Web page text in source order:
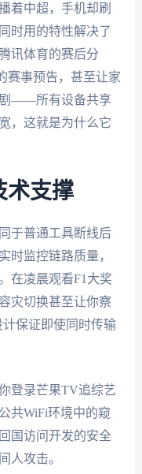
着中超，手机却刷
时用的特性解决了
讯体育的赛后分
赛事预告，甚至让家
剧——所有设备共享
，这就是为什么它
术支撑
于普通工具断线后
时监控链路质量，
在凌晨观看F1大奖
灾切换甚至让你察
保证即使同时传输
登录芒果TV追综艺
共WiFi环境中的窥
国访问开发的安全
人攻击。